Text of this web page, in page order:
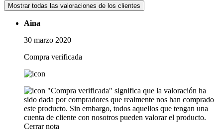
Mostrar todas las valoraciones de los clientes
Aina
30 marzo 2020
Compra verificada
"Compra verificada" significa que la valoración ha
sido dada por compradores que realmente nos han comprado
este producto. Sin embargo, todos aquellos que tengan una
cuenta de cliente con nosotros pueden valorar el producto.
Cerrar nota